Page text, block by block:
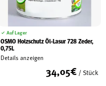
Auf Lager
OSMO Holzschutz Öl-Lasur 728 Zeder,
0,75L
Details anzeigen
34,05€ / Stück